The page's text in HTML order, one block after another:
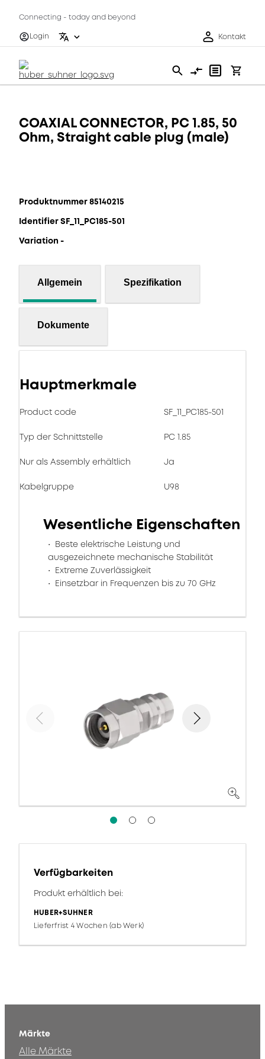
Connecting - today and beyond
Login
Kontakt
COAXIAL CONNECTOR, PC 1.85, 50
Ohm, Straight cable plug (male)
Produktnummer 85140215
Identifier SF_11_PC185-501
Variation -
Allgemein Spezifikation
Dokumente
Hauptmerkmale
Product code SF_11_PC185-501
Typ der Schnittstelle PC 1.85
Nur als Assembly erhältlich Ja
Kabelgruppe U98
Wesentliche Eigenschaften
Beste elektrische Leistung und
ausgezeichnete mechanische Stabilität
Extreme Zuverlässigkeit
Einsetzbar in Frequenzen bis zu 70 GHz
Verfügbarkeiten
Produkt erhältlich bei:
HUBER+SUHNER
Lieferfrist 4 Wochen (ab Werk)
Märkte
Alle Märkte